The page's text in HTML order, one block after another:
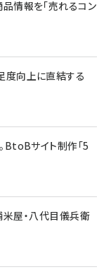
情報を「売れるコン
度向上に直結する
サイト制作「5
屋・八代目儀兵衛